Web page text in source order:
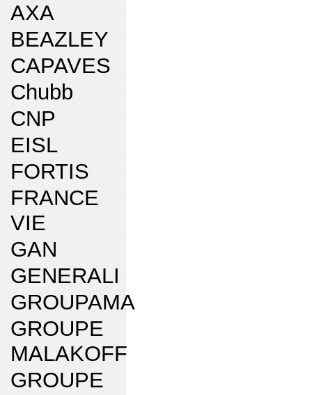
AXA
BEAZLEY
CAPAVES
Chubb
CNP
EISL
FORTIS
FRANCE
VIE
GAN
GENERALI
GROUPAMA
GROUPE
MALAKOFF
GROUPE